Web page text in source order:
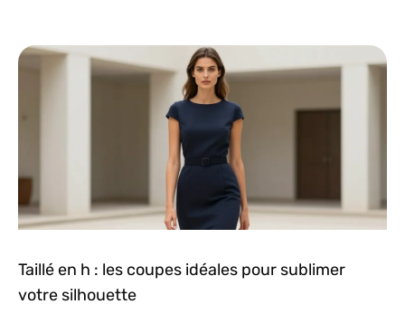
Taillé en h : les coupes idéales pour sublimer
votre silhouette